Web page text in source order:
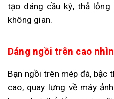
tạo dáng cầu kỳ, thả lỏng
không gian.
Dáng ngồi trên cao
Bạn ngồi trên mép đá, bậc
cao, quay lưng về máy